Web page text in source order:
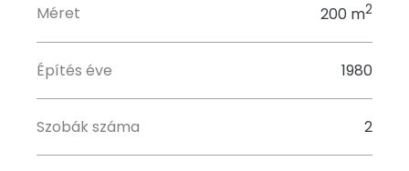
Méret 200 m2
Építés éve 1980
Szobák száma 2